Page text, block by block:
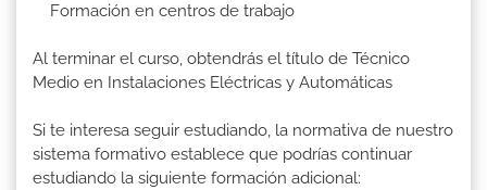
Formación en centros de trabajo
Al terminar el curso, obtendrás el título de Técnico
Medio en Instalaciones Eléctricas y Automáticas
Si te interesa seguir estudiando, la normativa de nuestro
sistema formativo establece que podrías continuar
estudiando la siguiente formación adicional: